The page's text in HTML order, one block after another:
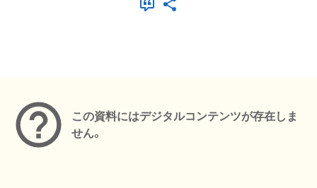
この資料にはデジタルコンテンツが存在しま
せん。